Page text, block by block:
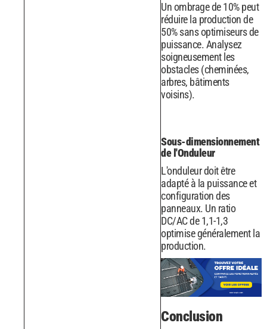
Un ombrage de 10% peut
réduire la production de
50% sans optimiseurs de
puissance. Analysez
soigneusement les
obstacles (cheminées,
arbres, bâtiments
voisins).
Sous-dimensionnement
de l'Onduleur
L'onduleur doit être
adapté à la puissance et
configuration des
panneaux. Un ratio
DC/AC de 1,1-1,3
optimise généralement la
production.
Conclusion